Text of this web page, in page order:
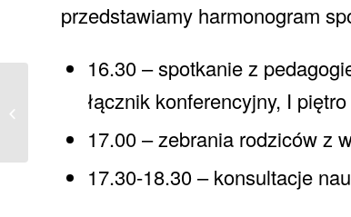
przedstawiamy harmonogram
16.30 – spotkanie z
łącznik konferencyjny, I piętro
17.00 – zebrania rodziców z
17.30-18.30 – konsultacje
List oraz życzenia do
uczniów, nauczycieli i